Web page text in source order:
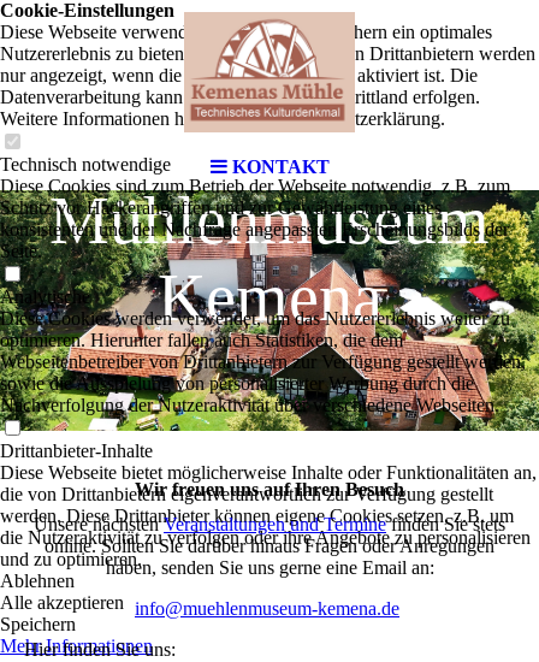
KONTAKT
Mühlenmuseum
Kemena
Wir freuen uns auf Ihren Besuch
Unsere nächstenVeranstaltungen und Terminefinden Sie stets
online. Sollten Sie darüber hinaus Fragen oder Anregungen
haben, senden Sie uns gerne eine Email an:
info@muehlenmuseum-kemena.de
Hier finden Sie uns:
Cookie-Einstellungen
Diese Webseite verwendet Cookies, um Besuchern ein optimales
Nutzererlebnis zu bieten. Bestimmte Inhalte von Drittanbietern werden
nur angezeigt, wenn die entsprechende Option aktiviert ist. Die
Datenverarbeitung kann dann auch in einem Drittland erfolgen.
Weitere Informationen hierzu in der Datenschutzerklärung.
Technisch notwendige
Diese Cookies sind zum Betrieb der Webseite notwendig, z.B. zum
Schutz vor Hackerangriffen und zur Gewährleistung eines
konsistenten und der Nachfrage angepassten Erscheinungsbilds der
Seite.
Analytische
Diese Cookies werden verwendet, um das Nutzererlebnis weiter zu
optimieren. Hierunter fallen auch Statistiken, die dem
Webseitenbetreiber von Drittanbietern zur Verfügung gestellt werden,
sowie die Ausspielung von personalisierter Werbung durch die
Nachverfolgung der Nutzeraktivität über verschiedene Webseiten.
Drittanbieter-Inhalte
Diese Webseite bietet möglicherweise Inhalte oder Funktionalitäten an,
die von Drittanbietern eigenverantwortlich zur Verfügung gestellt
werden. Diese Drittanbieter können eigene Cookies setzen, z.B. um
die Nutzeraktivität zu verfolgen oder ihre Angebote zu personalisieren
und zu optimieren.
Ablehnen
Alle akzeptieren
Speichern
Mehr Informationen